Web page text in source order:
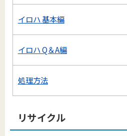
イロハ 基本編
イロハ Q＆A編
処理方法
リサイクル